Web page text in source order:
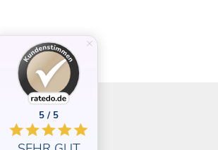
Kontakt
5 / 5